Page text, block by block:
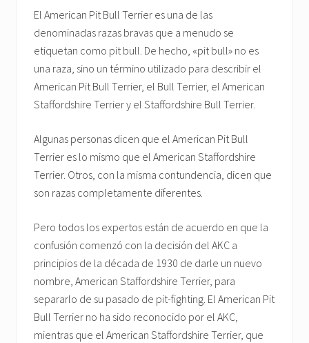
El American Pit Bull Terrier es una de las
denominadas razas bravas que a menudo se
etiquetan como pit bull. De hecho, «pit bull» no es
una raza, sino un término utilizado para describir el
American Pit Bull Terrier, el Bull Terrier, el American
Staffordshire Terrier y el Staffordshire Bull Terrier.
Algunas personas dicen que el American Pit Bull
Terrier es lo mismo que el American Staffordshire
Terrier. Otros, con la misma contundencia, dicen que
son razas completamente diferentes.
Pero todos los expertos están de acuerdo en que la
confusión comenzó con la decisión del AKC a
principios de la década de 1930 de darle un nuevo
nombre, American Staffordshire Terrier, para
separarlo de su pasado de pit-fighting. El American Pit
Bull Terrier no ha sido reconocido por el AKC,
mientras que el American Staffordshire Terrier, que